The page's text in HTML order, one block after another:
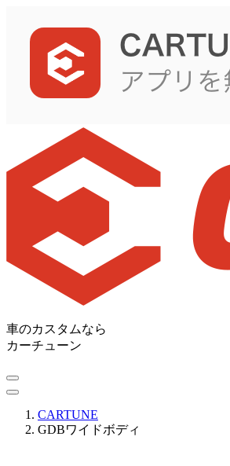
車のカスタムなら
カーチューン
CARTUNE
GDBワイドボディ